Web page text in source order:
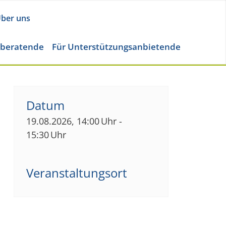
uns
Für Unterstützungsanbietende
Datum
19.08.2026, 14:00 Uhr -
15:30 Uhr
Veranstaltungsort